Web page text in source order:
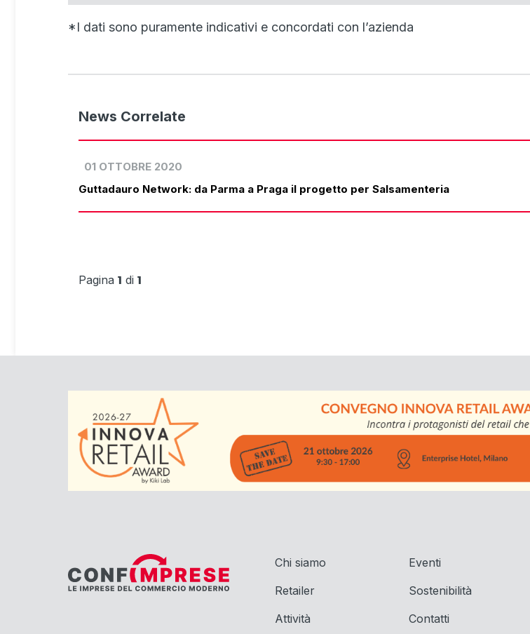
*I dati sono puramente indicativi e concordati con l’azienda
News Correlate
01 OTTOBRE 2020
Guttadauro Network: da Parma a Praga il progetto per Salsamenteria
Pagina 1 di 1
Chi siamo
Retailer
Attività
Eventi
Sostenibilità
Contatti